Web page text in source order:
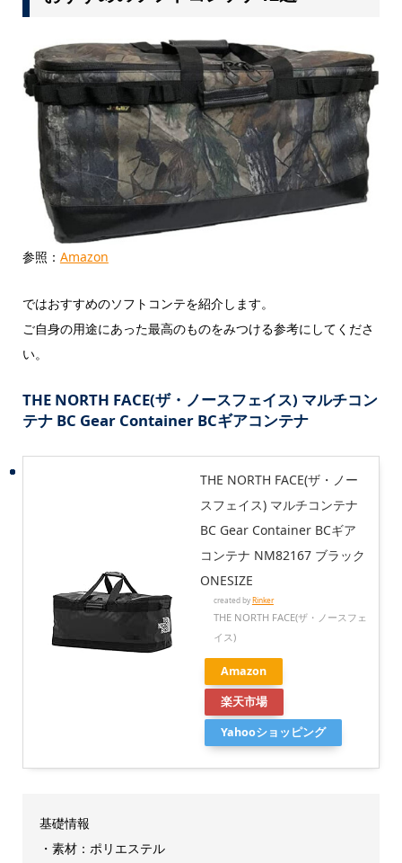
参照： Amazon
ではおすすめのソフトコンテを紹介します。
ご自身の用途にあった最高のものをみつける参考にしてくださ
い。
THE NORTH FACE(ザ・ノースフェイス) マルチコン
テナ BC Gear Container BCギアコンテナ
THE NORTH FACE(ザ・ノー
スフェイス) マルチコンテナ
BC Gear Container BCギア
コンテナ NM82167 ブラック
ONESIZE
created byRinker
THE NORTH FACE(ザ・ノースフェ
イス)
Amazon
楽天市場
Yahooショッピング
基礎情報
・素材：ポリエステル